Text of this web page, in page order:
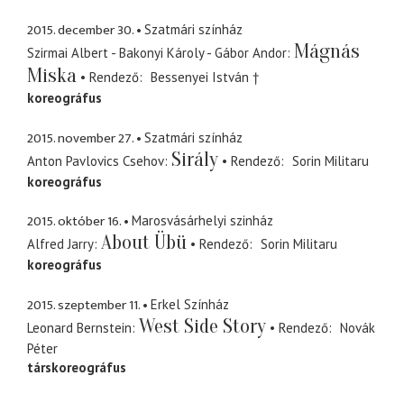
2015. december 30.
Szatmári színház
Szirmai Albert - Bakonyi Károly - Gábor Andor Mágnás
Miska
Rendező
Bessenyei István †
koreográfus
2015. november 27.
Szatmári színház
Anton Pavlovics Csehov Sirály Rendező
Sorin Militaru
koreográfus
2015. október 16.
Marosvásárhelyi szinház
Alfred Jarry About Übü Rendező
Sorin Militaru
koreográfus
2015. szeptember 11.
Erkel Színház
Leonard Bernstein West Side Story Rendező
Novák
Péter
társkoreográfus